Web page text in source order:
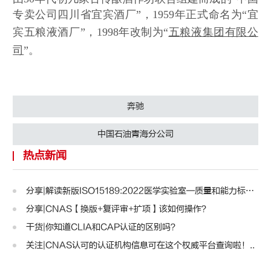
专卖公司四川省宜宾酒厂”，1959年正式命名为“宜
宾五粮液酒厂”，1998年改制为“五粮液集团有限公
司”。
奔驰
中国石油青海分公司
热点新闻
分享|解读新版ISO15189:2022医学实验室—质量和能力标准..
分享|CNAS【换版+复评审+扩项】该如何操作？
干货|你知道CLIA和CAP认证的区别吗？
关注|CNAS认可的认证机构信息可在这个权威平台查询啦！..